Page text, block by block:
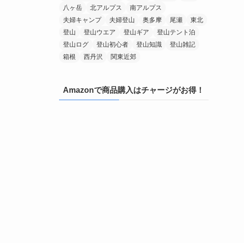
八ヶ岳
北アルプス
南アルプス
夫婦キャンプ
夫婦登山 奥多摩 尾瀬
東北
登山
登山ウエア 登山ギア
登山テント泊
登山ログ
登山初心者 登山知識
登山雑記
箱根
西丹沢 関東近郊
Amazonで商品購入はチャージがお得！